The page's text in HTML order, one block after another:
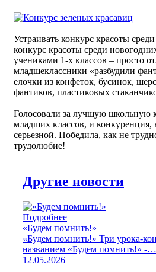
Устраивать конкурс красоты
конкурс красоты среди
учениками 1-х классов – просто
младшеклассники «разбудили
елочки из конфеток, бусинок,
фантиков, пластиковых
Голосовали за лучшую школьную
младших классов, и конкуренция,
серьезной. Победила, как не
трудолюбие!
Другие новости
Подробнее
«Будем помнить!»
«Будем помнить!» Три урока-
названием «Будем помнить!» -…
12.05.2026